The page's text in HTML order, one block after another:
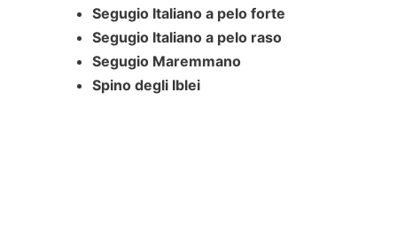
Segugio Italiano a pelo forte
Segugio Italiano a pelo raso
Segugio Maremmano
Spino degli Iblei